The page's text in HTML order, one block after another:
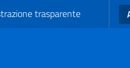
trasparente